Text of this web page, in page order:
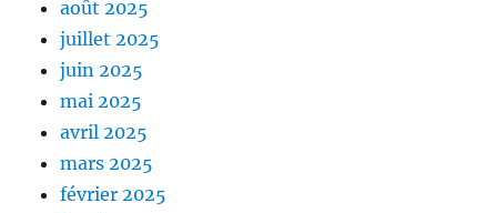
août 2025
juillet 2025
juin 2025
mai 2025
avril 2025
mars 2025
février 2025